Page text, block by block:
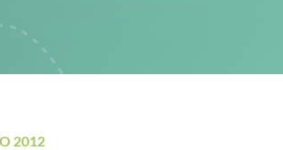
2012